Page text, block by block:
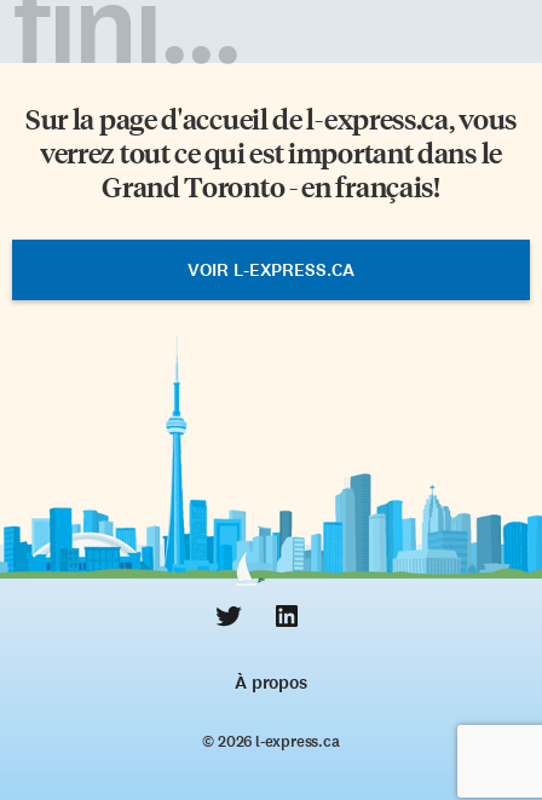
Sur la page d'accueil del-express.ca, vous
verrez tout ce qui est important dans le
Grand Toronto - en français!
VOIR L-EXPRESS.CA
À propos
© 2026 l‑express.ca